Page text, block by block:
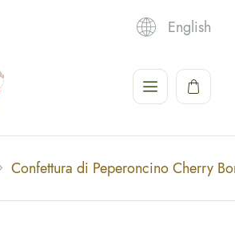
English
Confettura di Peperoncino Cherry